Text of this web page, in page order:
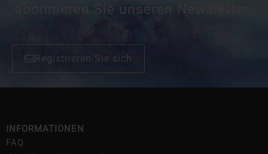
abonnieren Sie unseren Newsletter:
Registrieren Sie sich
INFORMATIONEN
FAQ